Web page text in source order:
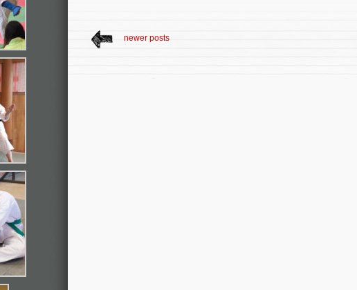
newer posts